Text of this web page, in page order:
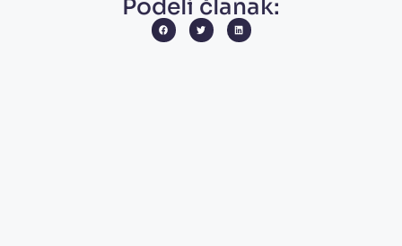
Podeli članak: